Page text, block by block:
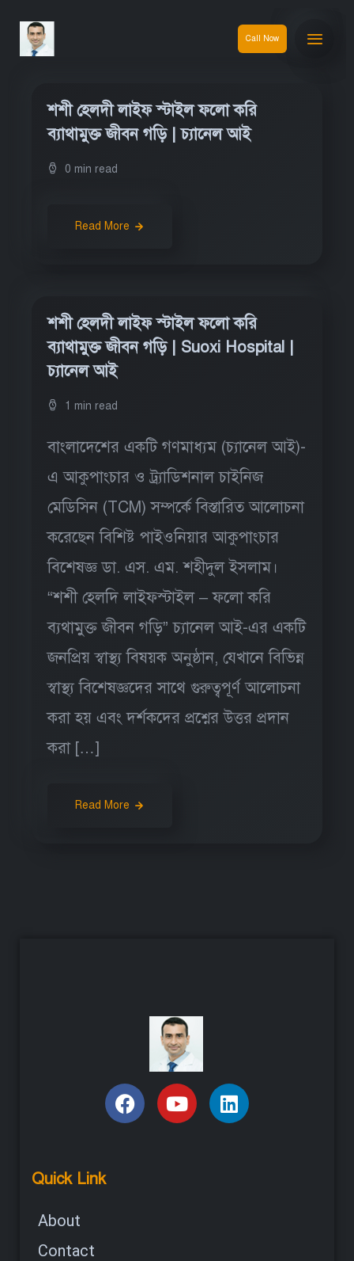
Call Now
শশী হেলদী লাইফ স্টাইল ফলো করি
ব্যাথামুক্ত জীবন গড়ি | চ্যানেল আই
0 min read
Read More
শশী হেলদী লাইফ স্টাইল ফলো করি
ব্যাথামুক্ত জীবন গড়ি | Suoxi Hospital |
চ্যানেল আই
1 min read
বাংলাদেশের একটি গণমাধ্যম (চ্যানেল আই)-
এ আকুপাংচার ও ট্র্যাডিশনাল চাইনিজ
মেডিসিন (TCM) সম্পর্কে বিস্তারিত আলোচনা
করেছেন বিশিষ্ট পাইওনিয়ার আকুপাংচার
বিশেষজ্ঞ ডা. এস. এম. শহীদুল ইসলাম।
“শশী হেলদি লাইফস্টাইল – ফলো করি
ব্যথামুক্ত জীবন গড়ি” চ্যানেল আই-এর একটি
জনপ্রিয় স্বাস্থ্য বিষয়ক অনুষ্ঠান, যেখানে বিভিন্ন
স্বাস্থ্য বিশেষজ্ঞদের সাথে গুরুত্বপূর্ণ আলোচনা
করা হয় এবং দর্শকদের প্রশ্নের উত্তর প্রদান
করা […]
Read More
Quick Link
About
Contact